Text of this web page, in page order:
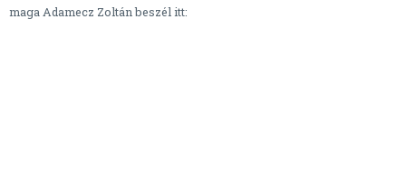
maga Adamecz Zoltán beszél itt: